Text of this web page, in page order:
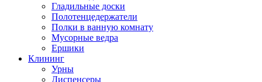
Гладильные доски
Полотенцедержатели
Полки в ванную комнату
Мусорные ведра
Ершики
Клининг
Урны
Диспенсеры